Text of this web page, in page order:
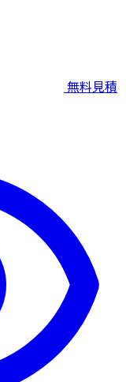
無料見積